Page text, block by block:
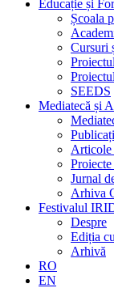
Educație și
Școala
Cursuri
SEEDS
Mediatecă și
Articole
Proiecte
Jurnal
Arhiva
Festivalul
Despre
Ediția
Arhivă
RO
EN